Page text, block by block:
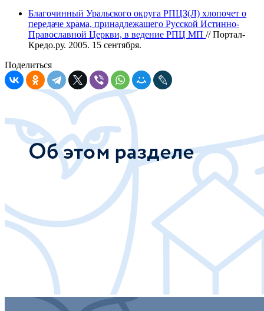
Благочинный Уральского округа РПЦЗ(Л) хлопочет о
передаче храма, принадлежащего Русской Истинно-
Православной Церкви, в ведение РПЦ МП // Портал-
Кредо.ру. 2005. 15 сентября.
Поделиться